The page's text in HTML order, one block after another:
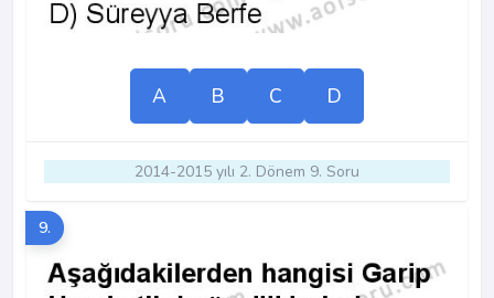
A B C D
2014-2015 yılı 2. Dönem 9. Soru
9.